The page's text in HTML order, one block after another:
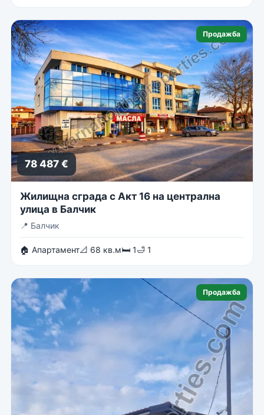
Продажба
78 487 €
Жилищна сграда с Акт 16 на централна
улица в Балчик
📍 Балчик
🏠 Апартамент📐 68 кв.м🛏 1🛁 1
Продажба